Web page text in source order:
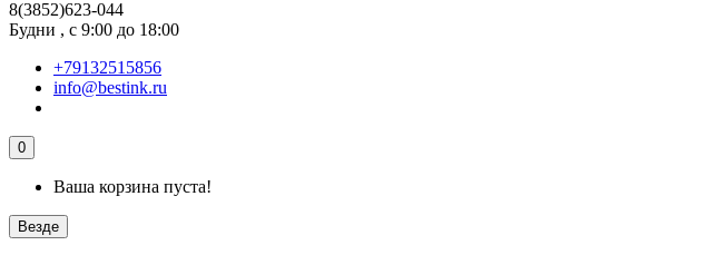
8(3852)623-044
Будни , с 9:00 до 18:00
+79132515856
info@bestink.ru
0
Ваша корзина пуста!
Везде